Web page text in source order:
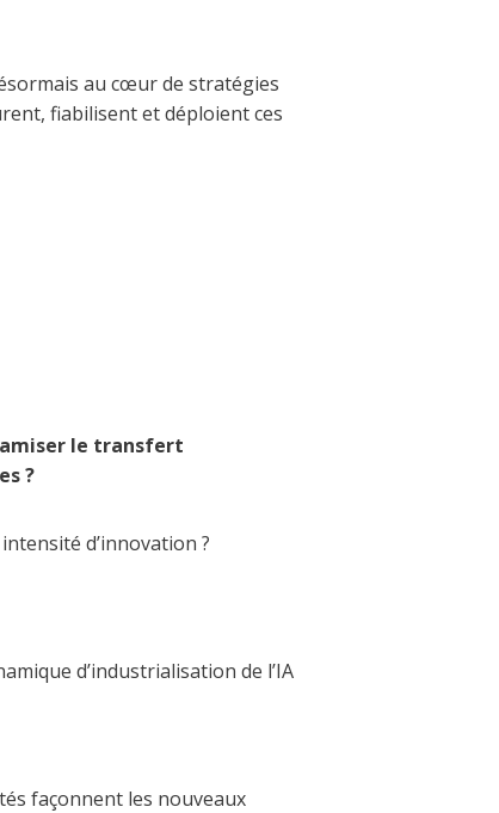
au cœur de stratégies
fiabilisent et déploient ces
le transfert
?
d’innovation ?
d’industrialisation de l’IA
façonnent les nouveaux